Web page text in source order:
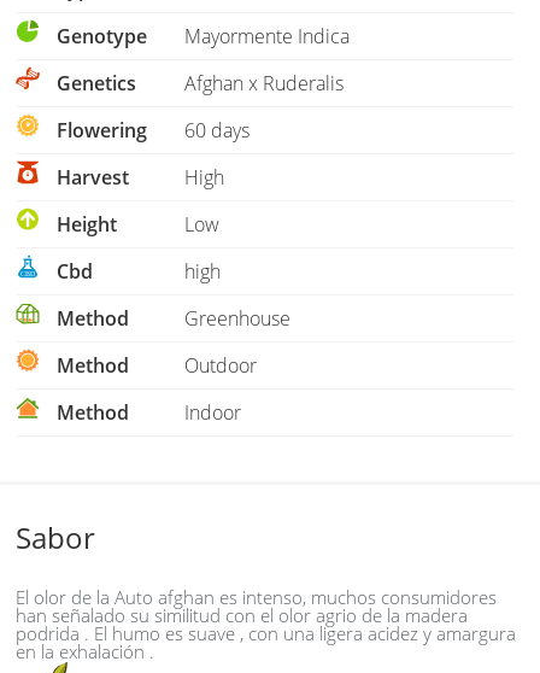
Genotype
Mayormente Indica
Genetics
Afghan x Ruderalis
Flowering
60 days
Harvest
High
Height
Low
Cbd
high
Method
Greenhouse
Method
Outdoor
Method
Indoor
Sabor
El olor de la Auto afghan es intenso, muchos consumidores
han señalado su similitud con el olor agrio de la madera
podrida . El humo es suave , con una ligera acidez y amargura
en la exhalación .